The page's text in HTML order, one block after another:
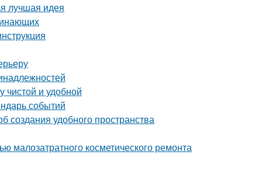
лучшая идея
чистой и удобной
событий
создания удобного пространства
малозатратного косметического ремонта